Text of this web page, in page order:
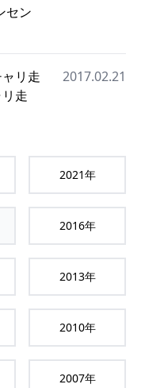
セン
リ走
走
2017.02.21
2021年
2016年
2013年
2010年
2007年